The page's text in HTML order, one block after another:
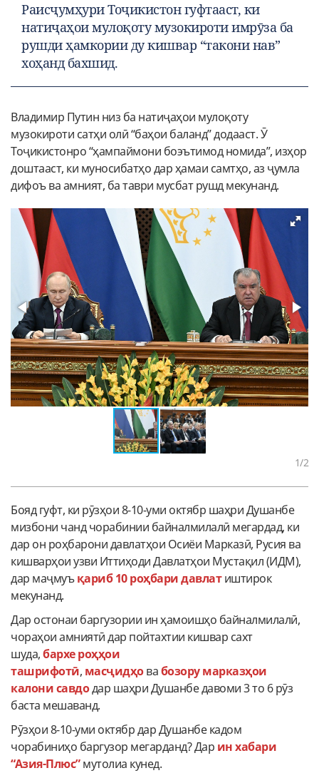
Раисҷумҳури Тоҷикистон гуфтааст, ки
натиҷаҳои мулоқоту музокироти имрӯза ба
рушди ҳамкории ду кишвар “такони нав”
хоҳанд бахшид.
Владимир Путин низ ба натиҷаҳои мулоқоту
музокироти сатҳи олӣ “баҳои баланд” додааст. Ӯ
Тоҷикистонро “ҳампаймони боэътимод номида”, изҳор
доштааст, ки муносибатҳо дар ҳамаи самтҳо, аз ҷумла
дифоъ ва амният, ба таври мусбат рушд мекунанд.
1/2
Бояд гуфт, ки рӯзҳои 8-10-уми октябр шаҳри Душанбе
мизбони чанд чорабинии байналмилалӣ мегардад, ки
дар он роҳбарони давлатҳои Осиёи Марказӣ, Русия ва
кишварҳои узви Иттиҳоди Давлатҳои Мустақил (ИДМ),
дар маҷмуъқариб 10 роҳбари давлатиштирок
мекунанд.
Дар остонаи баргузории ин ҳамоишҳо байналмилалӣ,
чораҳои амниятӣ дар пойтахтии кишвар сахт
шуда,бархе роҳҳои
ташрифотӣ, масҷидҳовабозору марказҳои
калони савдодар шаҳри Душанбе давоми 3 то 6 рӯз
баста мешаванд.
Рӯзҳои 8-10-уми октябр дар Душанбе кадом
чорабиниҳо баргузор мегарданд? Дар ин хабари
“Азия-Плюс”мутолиа кунед.